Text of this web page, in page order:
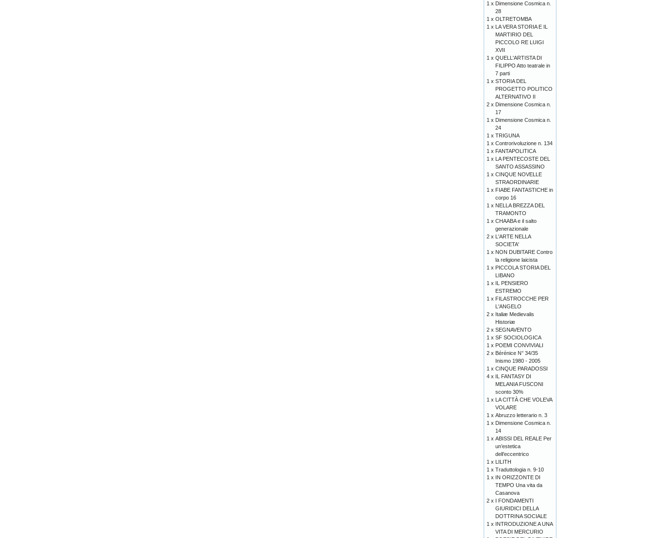
1 x Dimensione Cosmica n.
28
1 x OLTRETOMBA
1 x LA VERA STORIA E IL
MARTIRIO DEL
PICCOLO RE LUIGI
XVII
1 x QUELL'ARTISTA DI
FILIPPO Atto teatrale in
7 parti
1 x STORIA DEL
PROGETTO POLITICO
ALTERNATIVO II
2 x Dimensione Cosmica n.
17
1 x Dimensione Cosmica n.
24
1 x TRIGUNA
1 x Controrivoluzione n. 134
1 x FANTAPOLITICA
1 x LA PENTECOSTE DEL
SANTO ASSASSINO
1 x CINQUE NOVELLE
STRAORDINARIE
1 x FIABE FANTASTICHE in
corpo 16
1 x NELLA BREZZA DEL
TRAMONTO
1 x CHAABA e il salto
generazionale
2 x L'ARTE NELLA
SOCIETA'
1 x NON DUBITARE Contro
la religione laicista
1 x PICCOLA STORIA DEL
LIBANO
1 x IL PENSIERO
ESTREMO
1 x FILASTROCCHE PER
L'ANGELO
2 x Italiæ Medievalis
Historiæ
2 x SEGNAVENTO
1 x SF SOCIOLOGICA
1 x POEMI CONVIVIALI
2 x Bérénice N° 34/35
Inismo 1980 - 2005
1 x CINQUE PARADOSSI
4 x IL FANTASY DI
MELANIA FUSCONI
sconto 30%
1 x LA CITTÀ CHE VOLEVA
VOLARE
1 x Abruzzo letterario n. 3
1 x Dimensione Cosmica n.
14
1 x ABISSI DEL REALE Per
un’estetica
dell’eccentrico
1 x LILITH
1 x Traduttologia n. 9-10
1 x IN ORIZZONTE DI
TEMPO Una vita da
Casanova
2 x I FONDAMENTI
GIURIDICI DELLA
DOTTRINA SOCIALE
1 x INTRODUZIONE A UNA
VITA DI MERCURIO